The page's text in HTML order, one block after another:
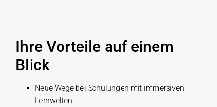
Ihre Vorteile auf einem
Blick
Neue Wege bei Schulungen mit immersiven
Lernwelten